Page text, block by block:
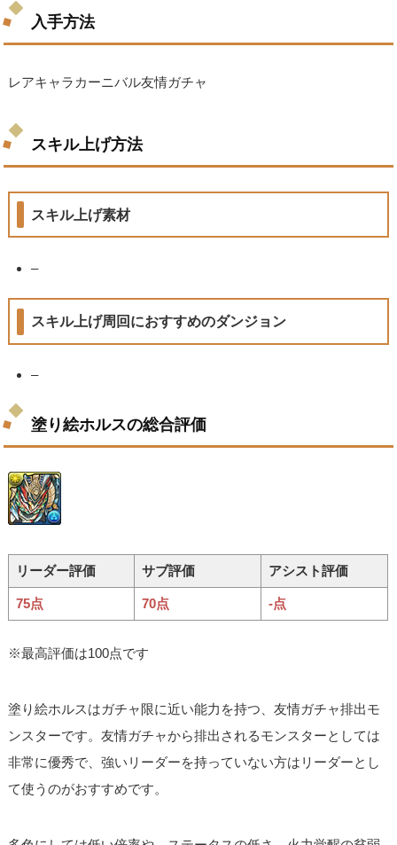
入手方法
レアキャラカーニバル友情ガチャ
スキル上げ方法
スキル上げ素材
–
スキル上げ周回におすすめのダンジョン
–
塗り絵ホルスの総合評価
リーダー評価 サブ評価 アシスト評価
75点 70点 -点
※最高評価は100点です
塗り絵ホルスはガチャ限に近い能力を持つ、友情ガチャ排出モ
ンスターです。友情ガチャから排出されるモンスターとしては
非常に優秀で、強いリーダーを持っていない方はリーダーとし
て使うのがおすすめです。